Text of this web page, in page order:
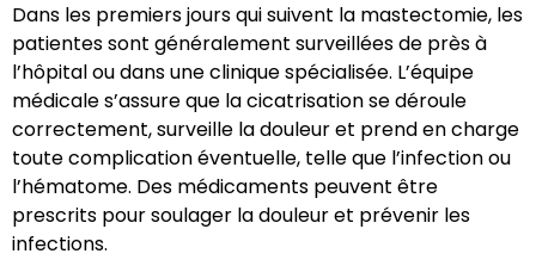
Dans les premiers jours qui suivent la mastectomie, les
patientes sont généralement surveillées de près à
l’hôpital ou dans une clinique spécialisée. L’équipe
médicale s’assure que la cicatrisation se déroule
correctement, surveille la douleur et prend en charge
toute complication éventuelle, telle que l’infection ou
l’hématome. Des médicaments peuvent être
prescrits pour soulager la douleur et prévenir les
infections.